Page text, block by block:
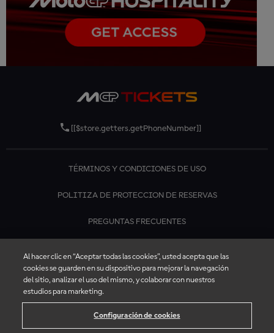
[[$store.getters.getPhoneNumber]]
TÉRMINOS Y CONDICIONES DE USO
POLITIZA DE PROTECCION DE RESERVAS
PREGUNTAS FRECUENTES
Al hacer clic en “Aceptar todas las cookies”, usted acepta que las
cookies se guarden en su dispositivo para mejorar la navegación
del sitio, analizar el uso del mismo, y colaborar con nuestros
estudios para marketing.
Configuración de cookies